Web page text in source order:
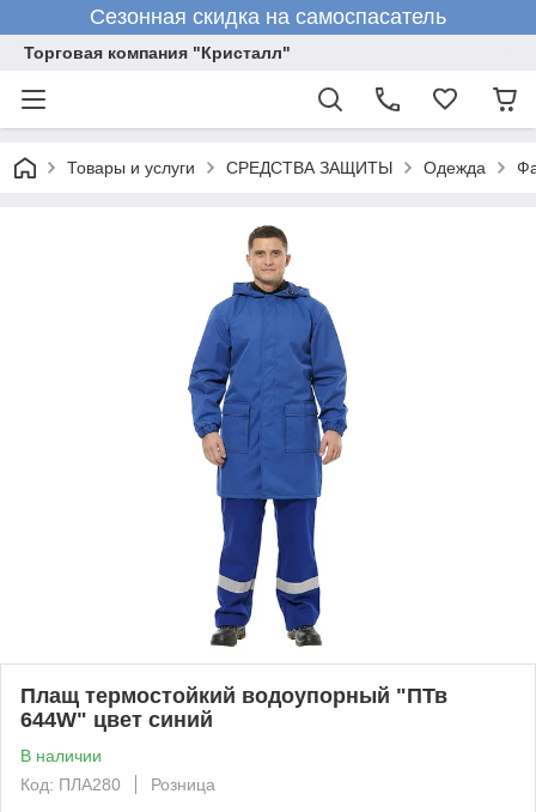
Сезонная скидка на самоспасатель
Торговая компания "Кристалл"
Товары и услуги СРЕДСТВА ЗАЩИТЫ Одежда
Плащ термостойкий водоупорный "ПТв
644W" цвет синий
В наличии
Код: ПЛА280
Розница